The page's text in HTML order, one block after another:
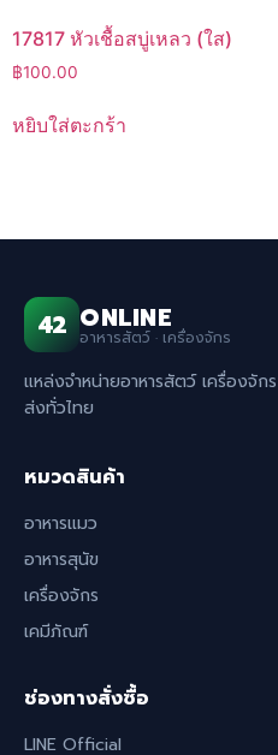
17817 หัวเชื้อสบู่เหลว (ใส)
฿100.00
หยิบใส่ตะกร้า
42 ONLINE
อาหารสัตว์ · เครื่องจักร
แหล่งจำหน่ายอาหารสัตว์ เครื่องจั
ส่งทั่วไทย
หมวดสินค้า
อาหารแมว
อาหารสุนัข
เครื่องจักร
เคมีภัณฑ์
ช่องทางสั่งซื้อ
LINE Official